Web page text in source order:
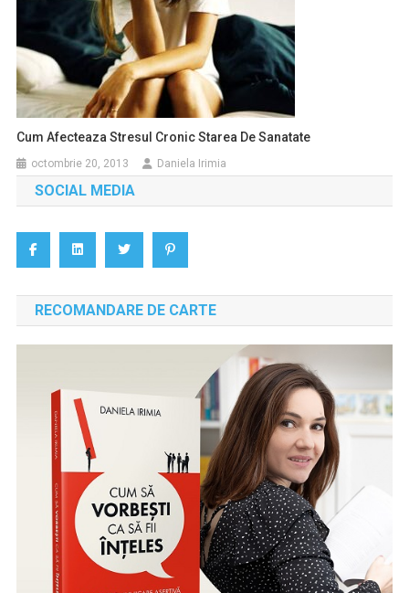
Cum Afecteaza Stresul Cronic Starea De Sanatate
octombrie 20, 2013 Daniela Irimia
SOCIAL MEDIA
RECOMANDARE DE CARTE